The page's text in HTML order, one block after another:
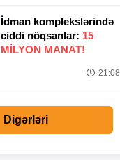
İdman komplekslərində
ciddi nöqsanlar: 15
MILYON MANAT!
21:08
Digərləri